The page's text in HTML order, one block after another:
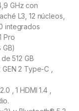
GHz con
L3, 12 núcleos,
integrados
Pro
GB)
512 GB
2 Type-C ,
, 1 HDMI 1.4 ,